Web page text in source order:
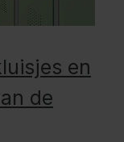
en
de